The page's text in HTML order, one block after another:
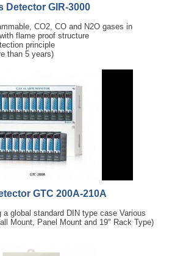
Detector GIR-3000
CO2, CO and N2O gases in
flame proof structure
principle
than 5 years)
GTC 200A-210A
global standard DIN type case Various
Mount, Panel Mount and 19" Rack Type)